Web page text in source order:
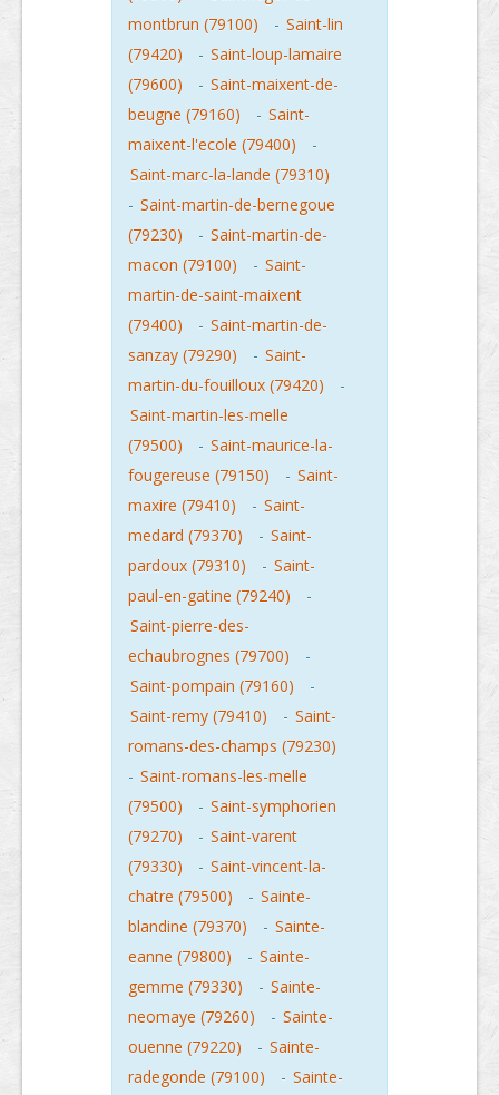
montbrun (79100)
- Saint-lin
(79420)
- Saint-loup-lamaire
(79600)
- Saint-maixent-de-
beugne (79160)
- Saint-
maixent-l'ecole (79400)
-
Saint-marc-la-lande (79310)
- Saint-martin-de-bernegoue
(79230)
- Saint-martin-de-
macon (79100)
- Saint-
martin-de-saint-maixent
(79400)
- Saint-martin-de-
sanzay (79290)
- Saint-
martin-du-fouilloux (79420)
-
Saint-martin-les-melle
(79500)
- Saint-maurice-la-
fougereuse (79150)
- Saint-
maxire (79410)
- Saint-
medard (79370)
- Saint-
pardoux (79310)
- Saint-
paul-en-gatine (79240)
-
Saint-pierre-des-
echaubrognes (79700)
-
Saint-pompain (79160)
-
Saint-remy (79410)
- Saint-
romans-des-champs (79230)
- Saint-romans-les-melle
(79500)
- Saint-symphorien
(79270)
- Saint-varent
(79330)
- Saint-vincent-la-
chatre (79500)
- Sainte-
blandine (79370)
- Sainte-
eanne (79800)
- Sainte-
gemme (79330)
- Sainte-
neomaye (79260)
- Sainte-
ouenne (79220)
- Sainte-
radegonde (79100)
- Sainte-